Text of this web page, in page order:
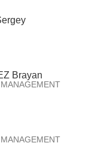
Brayan